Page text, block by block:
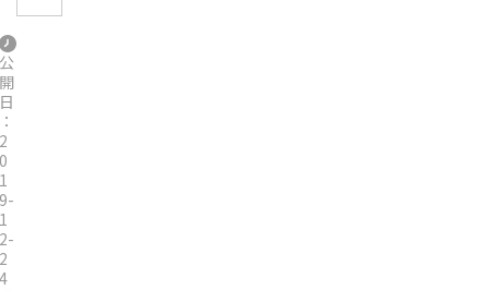
公
開
日
：
2
0
1
9-
1
2-
2
4